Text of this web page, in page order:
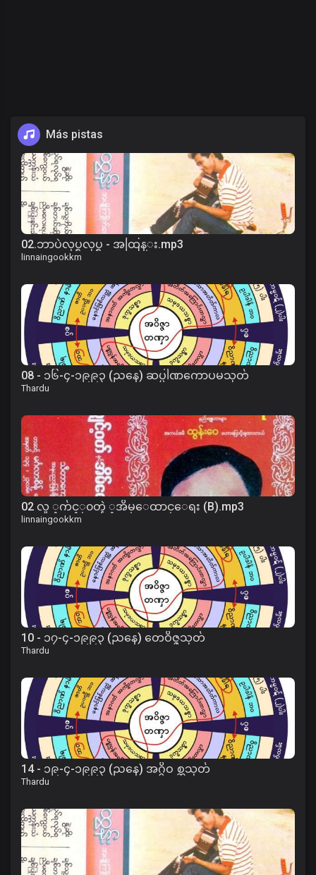
Más pistas
02.ဘာပဲလုပ္ရလုပ္ရ - အထြန္း.mp3
linnaingookkm
08 - ၁၆-၄-၁၉၉၃ (ညနေ) ဆပ္ပါဏကောပမသုတ်
Thardu
02 လူ ့က်င့္၀တ္နဲ ့အိမ္ေထာင္ေရး (B).mp3
linnaingookkm
10 - ၁၇-၄-၁၉၉၃ (ညနေ) တေဝိဇ္ဇသုတ်
Thardu
14 - ၁၉-၄-၁၉၉၃ (ညနေ) အဂ္ဂိဝ စ္ဆသုတ်
Thardu